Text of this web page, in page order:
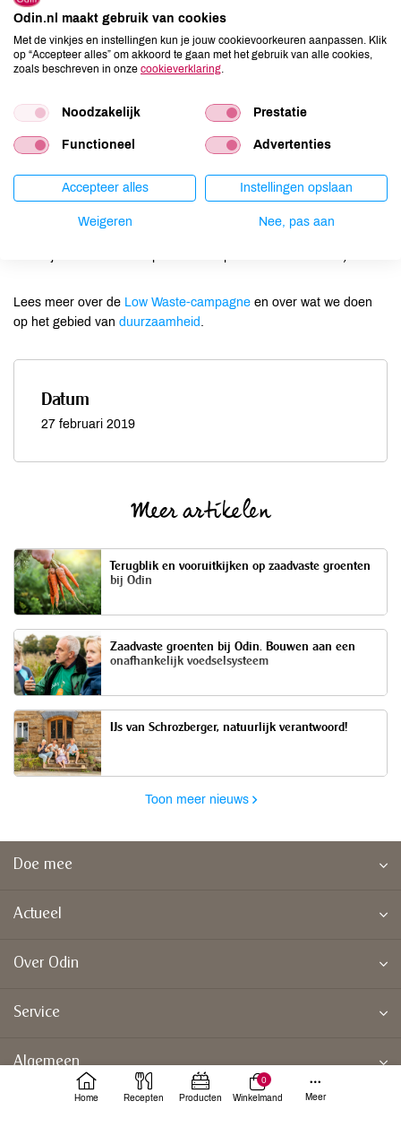
korting op Low Waste-producten. Mensen die lid worden van
Coöperatie Odin krijgen een Low Waste Bag cadeau. Dit is een
waxwraps, biokatoenen zakjes en een bamboe beker.
Sinds de start van de campagne op 4 februari, zijn er 128
mensen lid geworden van onze coöperatie (nu al meer dan 8.300
leden!) en zijn er meer dan 1.000 Low Waste-producten
verkocht. De campagne loopt nog tot 24 maart 2019.
Lees meer over de Low Waste-campagne en over wat we doen
op het gebied van duurzaamheid .
Datum
27 februari 2019
Meer artikelen
Terugblik en vooruitkijken op zaadvaste groenten
bij Odin
Zaadvaste groenten bij Odin. Bouwen aan een
onafhankelijk voedselsysteem
IJs van Schrozberger, natuurlijk verantwoord!
Toon meer nieuws
Doe mee
Actueel
Over Odin
Service
Algemeen
Home Recepten Producten
0
Winkelmand
Meer
Odin.nl maakt gebruik van cookies
Met de vinkjes en instellingen kun je jouw cookievoorkeuren aanpassen. Klik
op “Accepteer alles” om akkoord te gaan met het gebruik van alle cookies,
zoals beschreven in onze cookieverklaring
Noodzakelijk Prestatie
Functioneel Advertenties
Accepteer alles Instellingen opslaan
Weigeren Nee, pas aan